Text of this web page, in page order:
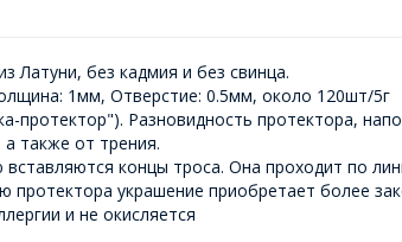
Латуни, без кадмия и без свинца.
1мм, Отверстие: 0.5мм, около 120шт/5г
протектор"). Разновидность протектора,
также от трения.
концы троса. Она проходит по
украшение приобретает более
и не окисляется